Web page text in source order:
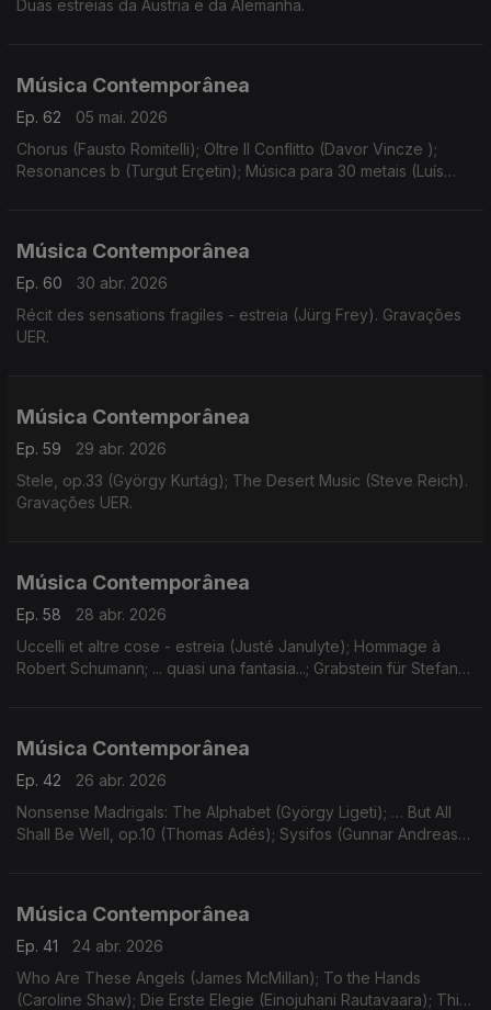
Duas estreias da Áustria e da Alemanha.
Música Contemporânea
Ep. 62
05 mai. 2026
Chorus (Fausto Romitelli); Oltre Il Conflitto (Davor Vincze );
Resonances b (Turgut Erçetin); Música para 30 metais (Luís
Música Contemporânea
Ep. 60
30 abr. 2026
Récit des sensations fragiles - estreia (Jürg Frey). Gravações
UER.
Música Contemporânea
Ep. 59
29 abr. 2026
Stele, op.33 (György Kurtág); The Desert Music (Steve Reich).
Gravações UER.
Música Contemporânea
Ep. 58
28 abr. 2026
Uccelli et altre cose - estreia (Justé Janulyte); Hommage à
Robert Schumann; ... quasi una fantasia...; Grabstein für Stefan
Música Contemporânea
Ep. 42
26 abr. 2026
Nonsense Madrigals: The Alphabet (György Ligeti); … But All
Shall Be Well, op.10 (Thomas Adés); Sysifos (Gunnar Andreas
Música Contemporânea
Ep. 41
24 abr. 2026
Who Are These Angels (James McMillan); To the Hands
(Caroline Shaw); Die Erste Elegie (Einojuhani Rautavaara); Thin